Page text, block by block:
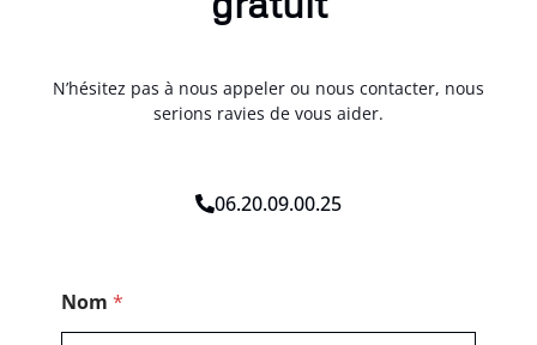
N’hésitez pas à nous appeler ou nous contacter, nous
serions ravies de vous aider.
06.20.09.00.25
Nom *